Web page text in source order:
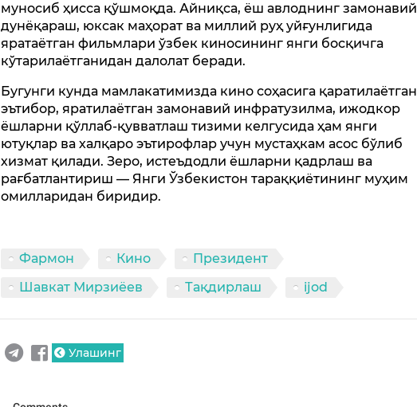
муносиб ҳисса қўшмоқда. Айниқса, ёш авлоднинг замонавий
дунёқараш, юксак маҳорат ва миллий руҳ уйғунлигида
яратаётган фильмлари ўзбек киносининг янги босқичга
кўтарилаётганидан далолат беради.
Бугунги кунда мамлакатимизда кино соҳасига қаратилаётган
эътибор, яратилаётган замонавий инфратузилма, ижодкор
ёшларни қўллаб-қувватлаш тизими келгусида ҳам янги
ютуқлар ва халқаро эътирофлар учун мустаҳкам асос бўлиб
хизмат қилади. Зеро, истеъдодли ёшларни қадрлаш ва
рағбатлантириш — Янги Ўзбекистон тараққиётининг муҳим
омилларидан биридир.
Фармон Кино
Президент
Шавкат Мирзиёев
Тақдирлаш ijod
Улашинг